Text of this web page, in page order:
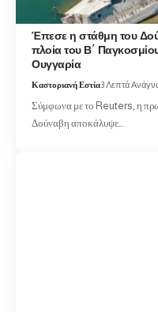
Έπεσε η στάθμη του
πλοία του Β΄
Ουγγαρία
Καστοριανή Εστία3 Λεπτά
Σύμφωνα με το Reuters, η
Δούναβη αποκάλυψε…